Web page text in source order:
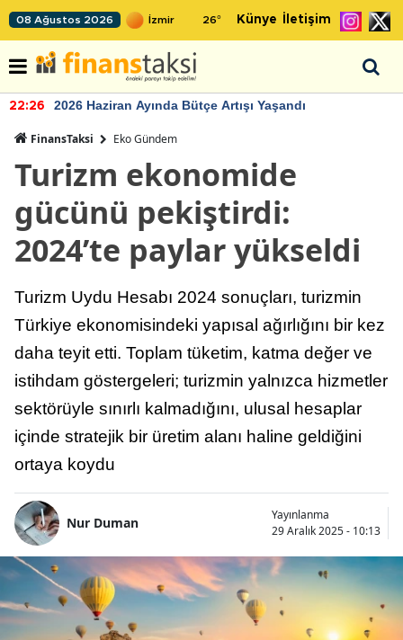
08 Ağustos 2026 26° Künye İletişim
22:26 2026 Haziran Ayında Bütçe Artışı Yaşandı
FinansTaksi Eko Gündem
Turizm ekonomide
gücünü pekiştirdi:
2024’te paylar yükseldi
Turizm Uydu Hesabı 2024 sonuçları, turizmin
Türkiye ekonomisindeki yapısal ağırlığını bir kez
daha teyit etti. Toplam tüketim, katma değer ve
istihdam göstergeleri; turizmin yalnızca hizmetler
sektörüyle sınırlı kalmadığını, ulusal hesaplar
içinde stratejik bir üretim alanı haline geldiğini
ortaya koydu
Nur Duman
Yayınlanma
29 Aralık 2025 - 10:13